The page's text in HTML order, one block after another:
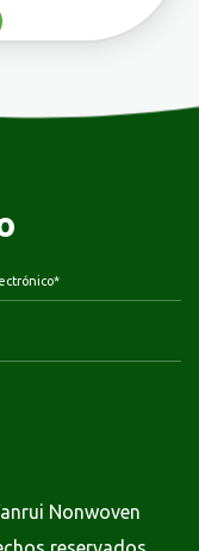
Nonwoven